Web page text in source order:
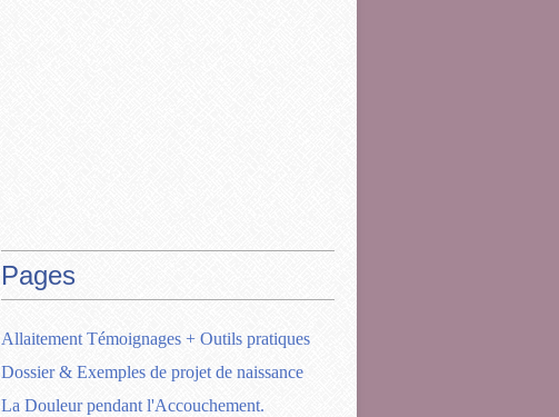
Pages
Allaitement Témoignages + Outils pratiques
Dossier & Exemples de projet de naissance
La Douleur pendant l'Accouchement.